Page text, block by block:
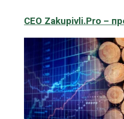
CEO Zakupivli.Pro –